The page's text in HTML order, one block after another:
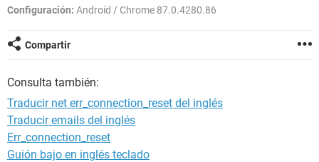
Configuración: Android / Chrome 87.0.4280.86
Compartir
Consulta también:
Traducir net err_connection_reset del inglés
Traducir emails del inglés
Err_connection_reset
Guión bajo en inglés teclado